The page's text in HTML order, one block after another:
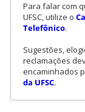
Para falar com
UFSC, utilize o
Telefônico.
Sugestões,
reclamações
encaminhados
da UFSC.